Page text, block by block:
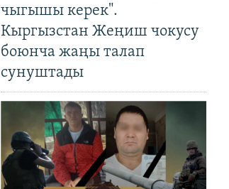
чыгышы керек".
Кыргызстан Жеңиш чокусу
боюнча жаңы талап
сунуштады